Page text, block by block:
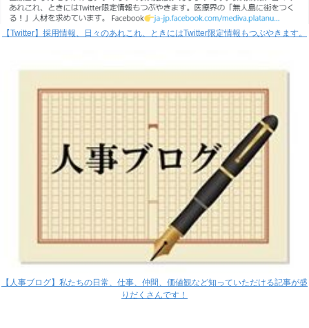
【Twitter】採用情報、日々のあれこれ、ときにはTwitter限定情報もつぶやきます。
【人事ブログ】私たちの日常、仕事、仲間、価値観など知っていただける記事が盛
りだくさんです！